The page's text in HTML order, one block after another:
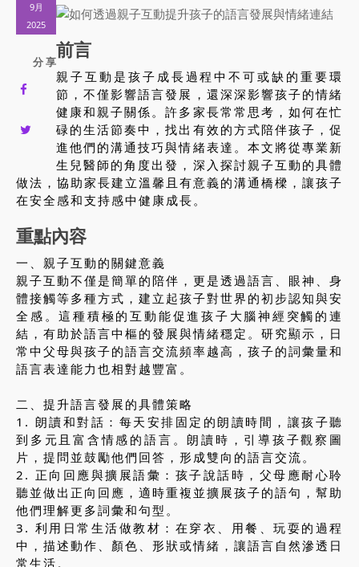
9月
2025
分 享
前言
親子互動是孩子成長過程中不可或缺的重要環
節，不僅影響語言發展，還深深影響孩子的情緒
健康和親子關係。許多家長常常思考，如何在忙
碌的生活節奏中，找出有效的方式陪伴孩子，促
進他們的溝通技巧與情緒表達。本文將從專業新
生兒醫師的角度出發，深入探討親子互動的具體
做法，協助家長建立溫馨且有意義的溝通橋樑，讓孩子
在安全感和支持感中健康成長。
重點內容
一、親子互動的關鍵意義
親子互動不僅是簡單的陪伴，更是透過語言、眼神、身
體接觸等多種方式，建立起孩子對世界的初步認知與安
全感。這種積極的互動能促進孩子大腦神經突觸的連
結，有助於語言中樞的發展與情緒穩定。研究顯示，日
常中父母與孩子的語言交流頻率越高，孩子的詞彙量和
語言表達能力也相對越豐富。
二、提升語言發展的具體策略
1. 朗讀和對話：每天安排固定的朗讀時間，讓孩子聽
到多元且富含情感的語言。朗讀時，引導孩子觀察圖
片，提問並鼓勵他們回答，形成雙向的語言交流。
2. 正向回應與擴展語彙：孩子說話時，父母應耐心聆
聽並做出正向回應，適時重複並擴展孩子的語句，幫助
他們理解更多詞彙和句型。
3. 利用日常生活做教材：在穿衣、用餐、玩耍的過程
中，描述動作、顏色、形狀或情緒，讓語言自然滲透日
常生活。